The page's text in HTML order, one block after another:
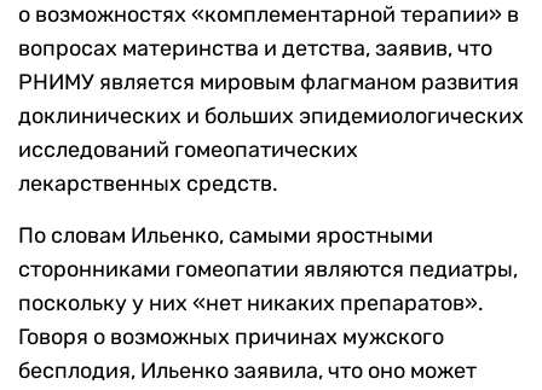
о возможностях «комплементарной терапии» в
вопросах материнства и детства, заявив, что
РНИМУ является мировым флагманом развития
доклинических и больших эпидемиологических
исследований гомеопатических
лекарственных средств.
По словам Ильенко, самыми яростными
сторонниками гомеопатии являются педиатры,
поскольку у них «нет никаких препаратов».
Говоря о возможных причинах мужского
бесплодия, Ильенко заявила, что оно может